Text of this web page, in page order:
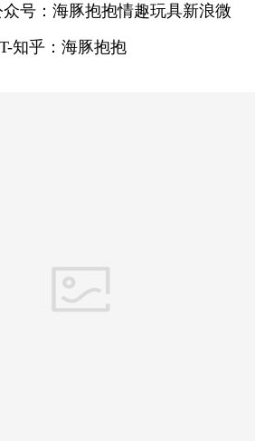
号：海豚抱抱情趣玩具新浪微
知乎：海豚抱抱